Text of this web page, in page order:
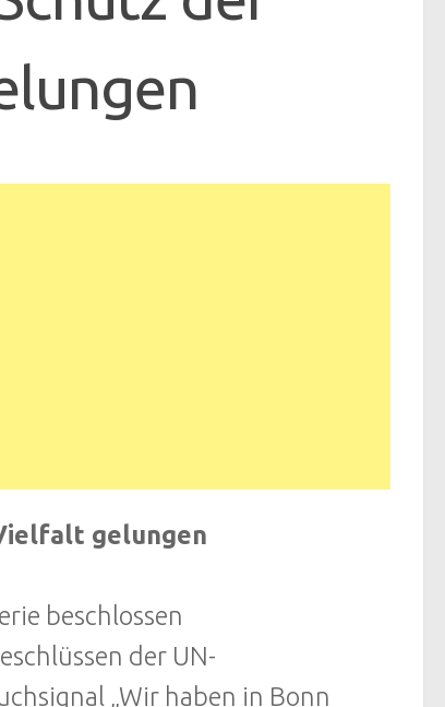
gelungen
beschlossen
der UN-
„Wir haben in Bonn